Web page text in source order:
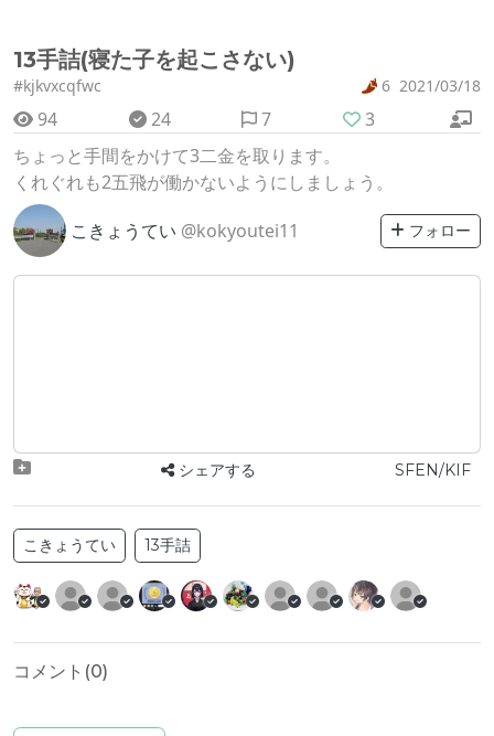
13手詰(寝た子を起こさない)
#kjkvxcqfwc 6 2021/03/18
94 24 7
3
ちょっと手間をかけて3二金を取ります。
くれぐれも2五飛が働かないようにしましょう。
こきょうてい @kokyoutei11 フォロー
シェアする SFEN/KIF
こきょうてい 13手詰
コメント(0)